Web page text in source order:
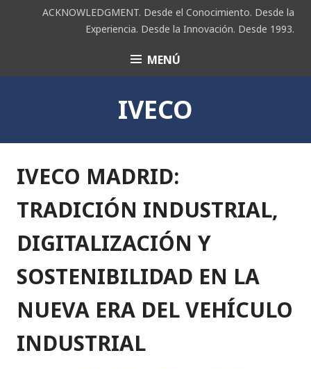
ACKNOWLEDGMENT. Desde el Conocimiento. Desde la
Experiencia. Desde la Innovación. Desde 1993.
ACK MENÚ
IVECO
IVECO MADRID:
TRADICIÓN INDUSTRIAL,
DIGITALIZACIÓN Y
SOSTENIBILIDAD EN LA
NUEVA ERA DEL VEHÍCULO
INDUSTRIAL